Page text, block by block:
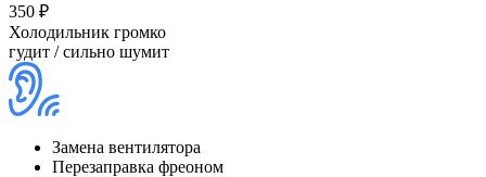
350 ₽
Холодильник громко
гудит / сильно шумит
Замена вентилятора
Перезаправка фреоном